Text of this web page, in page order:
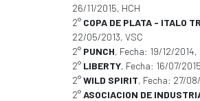
26/11/2015, HCH
2° COPA DE PLATA - ITALO
22/05/2013, VSC
2° PUNCH, Fecha: 19/12/2014,
2° LIBERTY, Fecha: 16/07/
2°WILD SPIRIT, Fecha: 27/
2°ASOCIACION DE